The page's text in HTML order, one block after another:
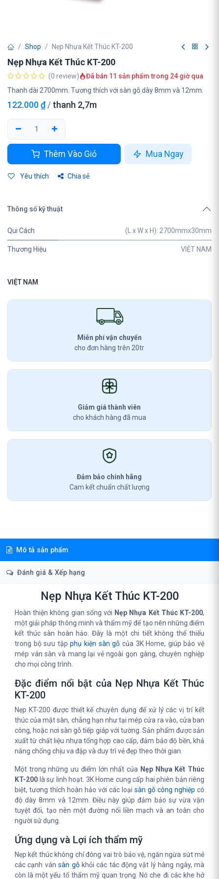
Shop Nẹp Nhựa Kết Thúc KT-200
Nẹp Nhựa Kết Thúc KT-200
(0 review)
Đã bán 11 sản phẩm trong 24 giờ qua
Thanh dài 2700mm. Tương thích với sàn gỗ dày 8mm và 12mm.
122.000₫ /thanh 2,7m
Thêm Vào Giỏ Mua Ngay
Yêu thích Chia sẻ
Thông số kỹ thuật
Qui Cách (L x W x H): 2700mmx30mm
Thương Hiệu VIỆT NAM
VIỆT NAM
Miễn phí vận chuyển
cho đơn hàng trên 20tr
Giảm giá thành viên
cho khách hàng đã mua
Đảm bảo chính hãng
Cam kết chuẩn chất lượng
Mô tả sản phẩm
Đánh giá & Xếp hạng
Nẹp Nhựa Kết Thúc KT-200
Hoàn thiện không gian sống với Nẹp Nhựa Kết Thúc KT-200,
một giải pháp thông minh và thẩm mỹ để tạo nên những điểm
kết thúc sàn hoàn hảo. Đây là một chi tiết không thể thiếu
trong bộ sưu tậpphụ kiện sàn gỗ của 3K Home, giúp bảo vệ
mép ván sàn và mang lại vẻ ngoài gọn gàng, chuyên nghiệp
cho mọi công trình.
Đặc điểm nổi bật của Nẹp Nhựa Kết Thúc
KT-200
Nẹp KT-200 được thiết kế chuyên dụng để xử lý các vị trí kết
thúc của mặt sàn, chẳng hạn như tại mép cửa ra vào, cửa ban
công, hoặc nơi sàn gỗ tiếp giáp với tường. Sản phẩm được sản
xuất từ chất liệu nhựa tổng hợp cao cấp, đảm bảo độ bền, khả
năng chống chịu va đập và duy trì vẻ đẹp theo thời gian.
Một trong những ưu điểm lớn nhất của Nẹp Nhựa Kết Thúc
KT-200 là sự linh hoạt. 3K Home cung cấp hai phiên bản riêng
biệt, tương thích hoàn hảo với các loại sàn gỗ công nghiệp có
độ dày 8mm và 12mm. Điều này giúp đảm bảo sự vừa vặn
tuyệt đối, tạo nên một đường nối liền mạch và an toàn cho
người sử dụng.
Ứng dụng và Lợi ích thẩm mỹ
Nẹp kết thúc không chỉ đóng vai trò bảo vệ, ngăn ngừa sứt mẻ
các cạnh vánsàn gỗkhỏi các tác động vật lý hàng ngày, mà
còn là một yếu tố thẩm mỹ quan trọng. Nó che đi các khe hở